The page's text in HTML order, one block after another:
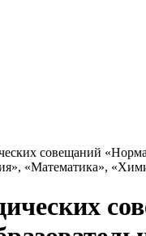
совещаний
«Математика»,